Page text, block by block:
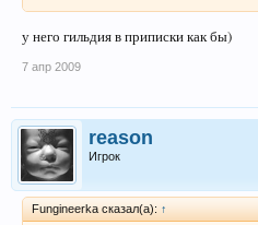
у него гильдия в приписки как бы)
7 апр 2009
reason
Игрок
Fungineerka сказал(а): ↑